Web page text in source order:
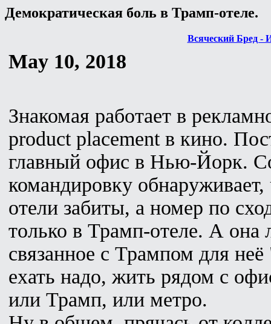
Демократическая боль в Трамп-отеле.
Всяческий Бред -
May 10, 2018
Знакомая работает в
product placement в кино.
главный офис в Нью-Йорк.
командировку обнаруживает,
отели забиты, а номер по
только в Трамп-отеле. А она
связанное с Трампом для
ехать надо, жить рядом с
или Трамп, или метро.